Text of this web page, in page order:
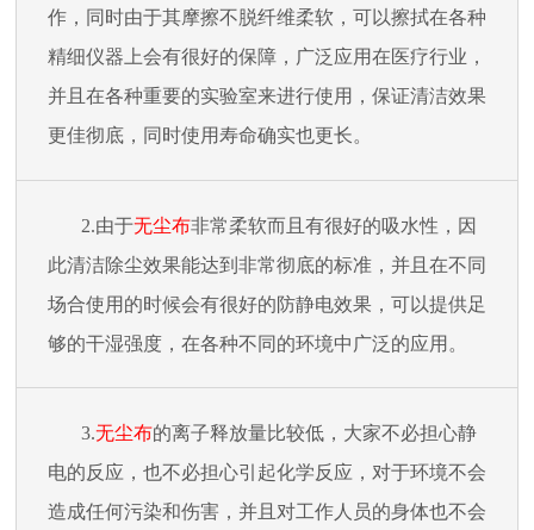
作，同时由于其摩擦不脱纤维柔软，可以擦拭在各种
精细仪器上会有很好的保障，广泛应用在医疗行业，
并且在各种重要的实验室来进行使用，保证清洁效果
更佳彻底，同时使用寿命确实也更长。
2.由于无尘布非常柔软而且有很好的吸水性，因
此清洁除尘效果能达到非常彻底的标准，并且在不同
场合使用的时候会有很好的防静电效果，可以提供足
够的干湿强度，在各种不同的环境中广泛的应用。
3.无尘布的离子释放量比较低，大家不必担心静
电的反应，也不必担心引起化学反应，对于环境不会
造成任何污染和伤害，并且对工作人员的身体也不会